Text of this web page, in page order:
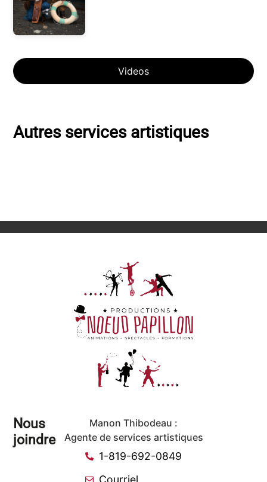
Videos
Autres services artistiques
Nous
joindre
Manon Thibodeau :
Agente de services artistiques
1-819-692-0849